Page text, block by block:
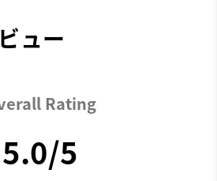
ュー
Rating
5.0/5